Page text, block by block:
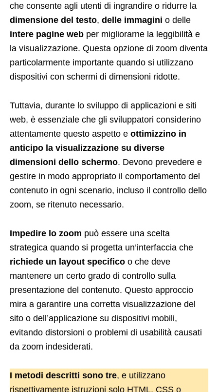
che consente agli utenti di ingrandire o ridurre la
dimensione del testo, delle immagini o delle
intere pagine web per migliorarne la leggibilità e
la visualizzazione. Questa opzione di zoom diventa
particolarmente importante quando si utilizzano
dispositivi con schermi di dimensioni ridotte.
Tuttavia, durante lo sviluppo di applicazioni e siti
web, è essenziale che gli sviluppatori considerino
attentamente questo aspetto e ottimizzino in
anticipo la visualizzazione su diverse
dimensioni dello schermo. Devono prevedere e
gestire in modo appropriato il comportamento del
contenuto in ogni scenario, incluso il controllo dello
zoom, se ritenuto necessario.
Impedire lo zoom può essere una scelta
strategica quando si progetta un’interfaccia che
richiede un layout specifico o che deve
mantenere un certo grado di controllo sulla
presentazione del contenuto. Questo approccio
mira a garantire una corretta visualizzazione del
sito o dell’applicazione su dispositivi mobili,
evitando distorsioni o problemi di usabilità causati
da zoom indesiderati.
I metodi descritti sono tre, e utilizzano
rispettivamente istruzioni solo HTML, CSS o